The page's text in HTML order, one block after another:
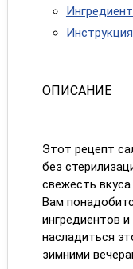
ОПИСАНИЕ
Этот рецепт
без
свежесть
Вам
ингредиентов
насладиться
зимними